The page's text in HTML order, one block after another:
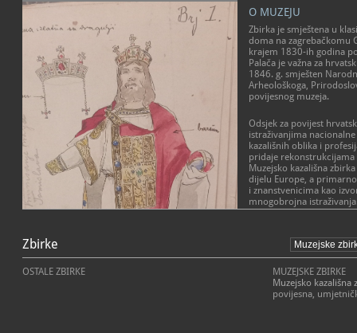
O MUZEJU
Zbirka je smještena u
doma na zagrebačkomu
krajem 1830-ih godina
Palača je važna za
1846. g. smješten
Arheološkoga,
povijesnog muzeja.
Odsjek za povijest
istraživanjima
kazališnih oblika i
pridaje rekonstrukcijama
Muzejsko kazališna
dijelu Europe, a
i znanstvenicima kao
mnogobrojna
kazališta iz Zagreba te
drugih hrvatskih
nacrti scenografija,
Povremeno se
Zbirke
OSTALE ZBIRKE
MUZEJSKE ZBIRKE
Muzejsko kazališna
povijesna,